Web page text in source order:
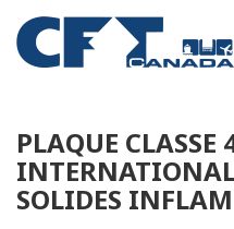
PLAQUE CLASSE
SOLIDES